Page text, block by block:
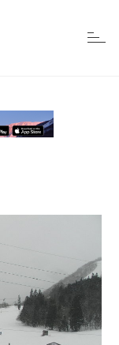
t
o
n